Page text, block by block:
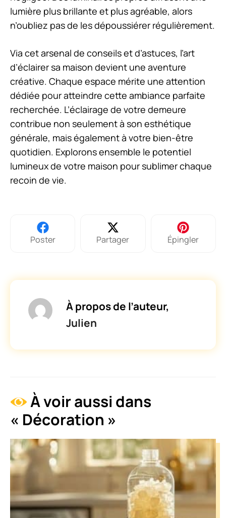
lumière plus brillante et plus agréable, alors
n’oubliez pas de les dépoussiérer régulièrement.
Via cet arsenal de conseils et d’astuces, l’art
d’éclairer sa maison devient une aventure
créative. Chaque espace mérite une attention
dédiée pour atteindre cette ambiance parfaite
recherchée. L’éclairage de votre demeure
contribue non seulement à son esthétique
générale, mais également à votre bien-être
quotidien. Explorons ensemble le potentiel
lumineux de votre maison pour sublimer chaque
recoin de vie.
Poster Partager Épingler
À propos de l’auteur,
Julien
À voir aussi dans
« Décoration »